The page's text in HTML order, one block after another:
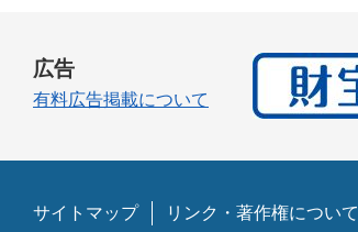
広告
有料広告掲載について
サイトマップ リンク・著作権について